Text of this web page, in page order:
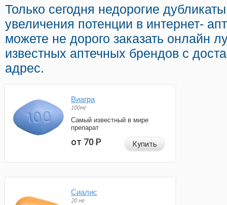
Только сегодня недорогие
увеличения потенции в интернет-
можете не дорого заказать онлайн
известных аптечных брендов с
адрес.
Виагра
100мг
Самый известный в мире
препарат
от 70Р Купить
Сиалис
20 мг